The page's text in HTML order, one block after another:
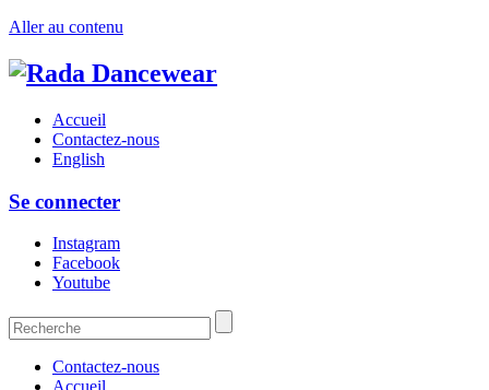
Aller au contenu
Accueil
Contactez-nous
English
Se connecter
Instagram
Facebook
Youtube
Contactez-nous